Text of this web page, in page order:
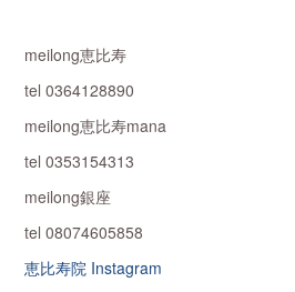
meilong恵比寿
tel 0364128890
meilong恵比寿mana
tel 0353154313
meilong銀座
tel 08074605858
恵比寿院 Instagram